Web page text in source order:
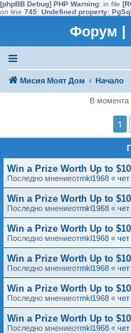
[phpBB Debug] PHP Warning: in file
on line 745: Undefined property:
Форум |
Мисия Моят Дом Начало
В момента
1
Win a Prize Worth Up to
Последно мнениеотmkl1968 «
Win a Prize Worth Up to
Последно мнениеотmkl1968 «
Win a Prize Worth Up to
Последно мнениеотmkl1968 «
Win a Prize Worth Up to
Последно мнениеотmkl1968 «
Win a Prize Worth Up to
Последно мнениеотmkl1968 «
Win a Prize Worth Up to
Последно мнениеотmkl1968 «